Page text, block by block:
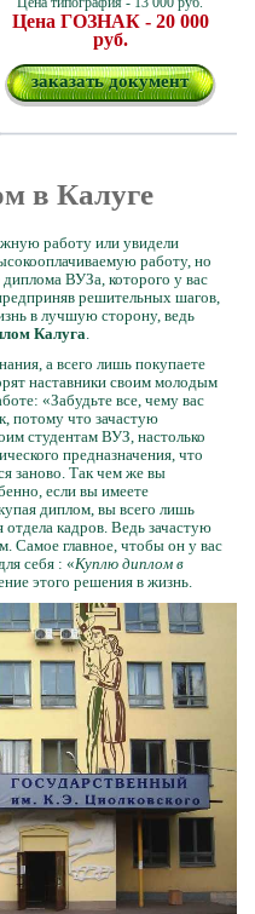
Цена ГОЗНАК - 20 000
руб.
заказать документ
в Калуге
работу или увидели
работу, но
ВУЗа, которого у вас
решительных шагов,
в лучшую сторону, ведь
Калуга.
а всего лишь покупаете
наставники своим молодым
«Забудьте все, чему вас
потому что зачастую
студентам ВУЗ, настолько
предназначения, что
заново. Так чем же вы
если вы имеете
диплом, вы всего лишь
кадров. Ведь зачастую
Самое главное, чтобы он у вас
себя : «Куплю диплом в
этого решения в жизнь.